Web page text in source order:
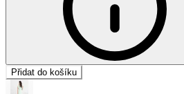
Přidat do košíku